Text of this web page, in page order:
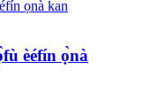
èéfín ọ̀nà